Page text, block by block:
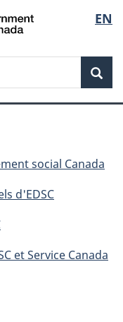
de
la
EN
social Canada
d'EDSC
et Service Canada